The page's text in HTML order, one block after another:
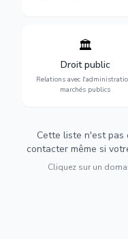
🏛️
Droit public
Relations avec
marchés publics
Gestion de vos relations
avec l'administration :
marchés publics,
urbanisme et
Cette liste n'est pas
contacter même si
Cliquez sur un